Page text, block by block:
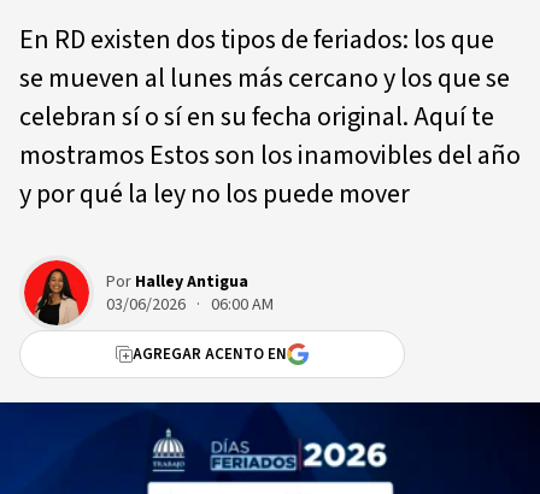
En RD existen dos tipos de feriados: los que
se mueven al lunes más cercano y los que se
celebran sí o sí en su fecha original. Aquí te
mostramos Estos son los inamovibles del año
y por qué la ley no los puede mover
Por Halley Antigua
03/06/2026 · 06:00 AM
AGREGAR ACENTO EN